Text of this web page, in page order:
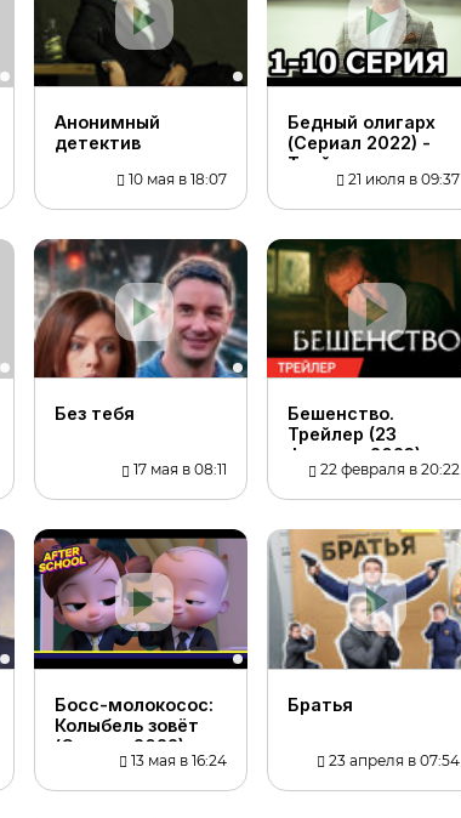
Анонимный
детектив
10 мая в 18:07
Бедный олигарх
(Сериал 2022) -
Трейлер-анонс
21 июля в 09:37
Без тебя
17 мая в 08:11
Бешенство.
Трейлер (23
февраля 2023)
22 февраля в 20:22
Босс-молокосос:
Колыбель зовёт
(Сериал 2022) -
Русский трейлер
(субтитры)
13 мая в 16:24
Братья
23 апреля в 07:54